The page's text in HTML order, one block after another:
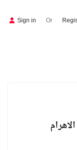
Sign in Or